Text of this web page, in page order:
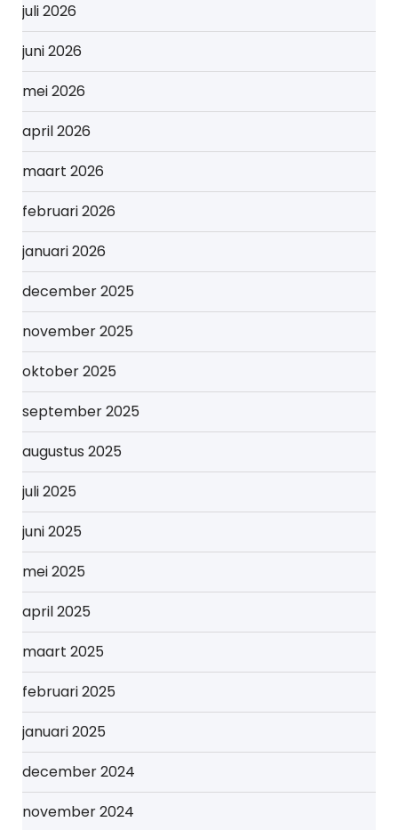
juli 2026
juni 2026
mei 2026
april 2026
maart 2026
februari 2026
januari 2026
december 2025
november 2025
oktober 2025
september 2025
augustus 2025
juli 2025
juni 2025
mei 2025
april 2025
maart 2025
februari 2025
januari 2025
december 2024
november 2024